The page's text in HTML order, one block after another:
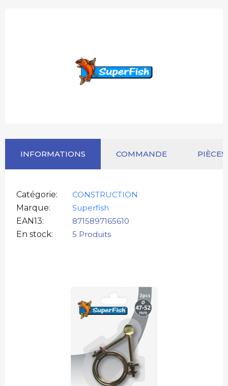
INFORMATIONS COMMANDE
Catégorie
CONSTRUCTION
Marque
Superfish
EAN13
8715897165610
En stock
5 Produits